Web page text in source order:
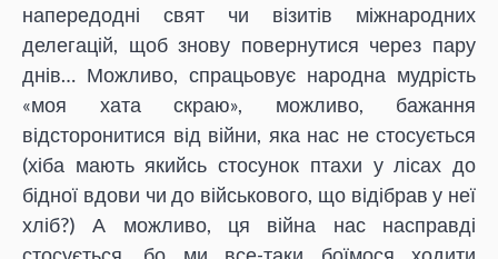
напередодні свят чи візитів міжнародних
делегацій, щоб знову повернутися через пару
днів… Можливо, спрацьовує народна мудрість
«моя хата скраю», можливо, бажання
відсторонитися від війни, яка нас не стосується
(хіба мають якийсь стосунок птахи у лісах до
бідної вдови чи до військового, що відібрав у неї
хліб?) А можливо, ця війна нас насправді
стосується, бо ми все-таки боїмося ходити